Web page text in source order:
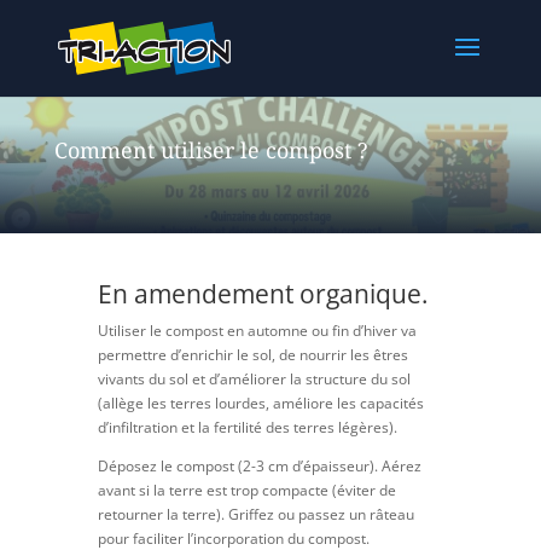
Comment utiliser le compost ?
En amendement organique.
Utiliser le compost en automne ou fin d’hiver va
permettre d’enrichir le sol, de nourrir les êtres
vivants du sol et d’améliorer la structure du sol
(allège les terres lourdes, améliore les capacités
d’infiltration et la fertilité des terres légères).
Déposez le compost (2-3 cm d’épaisseur). Aérez
avant si la terre est trop compacte (éviter de
retourner la terre). Griffez ou passez un râteau
pour faciliter l’incorporation du compost.